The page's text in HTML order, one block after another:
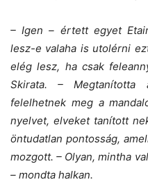
– Igen – értett egyet
lesz-e valaha is utolérni
elég lesz, ha csak
Skirata. – Megtanította
felelhetnek meg a
nyelvet, elveket tanított
öntudatlan pontosság,
mozgott. – Olyan, mintha
– mondta halkan.